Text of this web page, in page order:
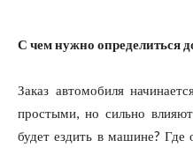
С чем нужно определиться
Заказ автомобиля
простыми, но сильно влияют
будет ездить в машине? Где